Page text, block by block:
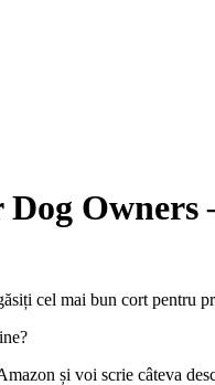
Owners
cel mai bun cort pentru
și voi scrie câteva